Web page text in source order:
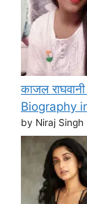
काजल
Biography
by Niraj Singh